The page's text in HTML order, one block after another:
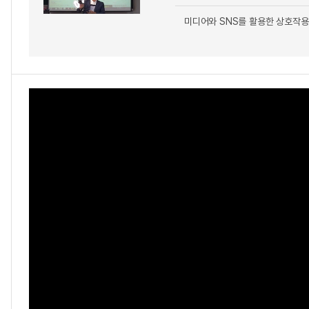
미디어와 SNS를 활용한 상호작